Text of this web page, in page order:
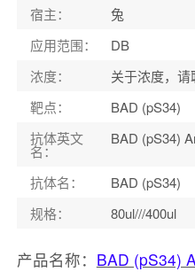
宿主：
兔
应用范围：
DB
浓度：
关于浓度，
靶点：
BAD (pS34)
抗体英文
名：
BAD (pS34)
抗体名：
BAD (pS34)
规格： 80ul///400ul
产品名称： BAD (pS34)